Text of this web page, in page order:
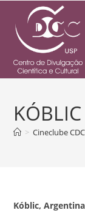
KÓBLIC
> Cineclube
Kóblic,